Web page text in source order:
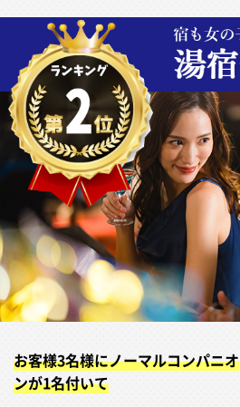
お客様3名様にノーマルコンパニオ
ンが1名付いて